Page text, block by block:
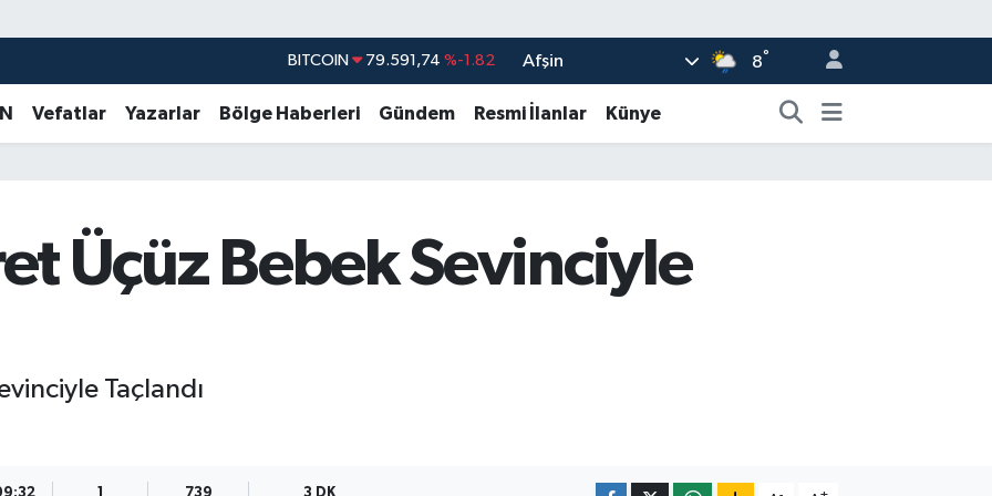
DOLAR 45,43620 %0.02
STERLİN 61,60380 %0.18
BITCOIN 79.591,74 %-1.82
Afşin 8°
Vefatlar Yazarlar Bölge Haberleri Gündem Resmi İlanlar Künye
Üçüz Bebek Sevinciyle
Taçlandı
1 739 3 DK